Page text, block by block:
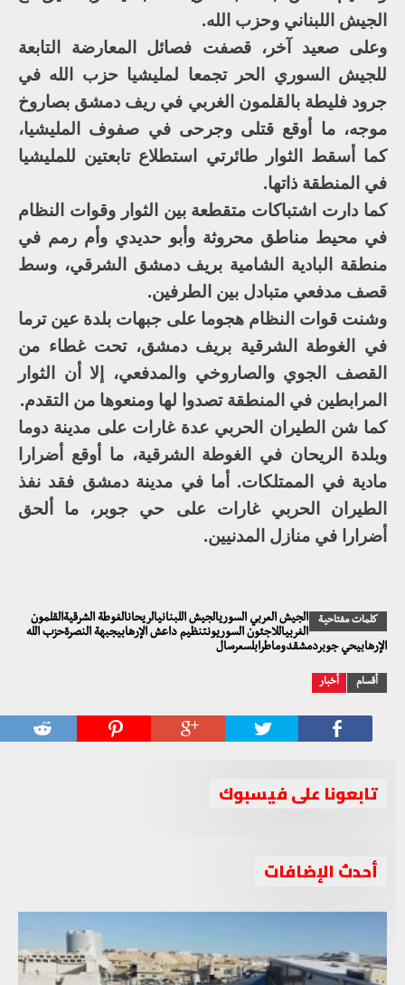
الجيش اللبناني وحزب الله.
وعلى صعيد آخر، قصفت فصائل المعارضة التابعة
للجيش السوري الحر تجمعا لمليشيا حزب الله في
جرود فليطة بالقلمون الغربي في ريف دمشق بصاروخ
موجه، ما أوقع قتلى وجرحى في صفوف المليشيا،
كما أسقط الثوار طائرتي استطلاع تابعتين للمليشيا
في المنطقة ذاتها.
كما دارت اشتباكات متقطعة بين الثوار وقوات النظام
في محيط مناطق محروثة وأبو حديدي وأم رمم في
منطقة البادية الشامية بريف دمشق الشرقي، وسط
قصف مدفعي متبادل بين الطرفين.
وشنت قوات النظام هجوما على جبهات بلدة عين ترما
في الغوطة الشرقية بريف دمشق، تحت غطاء من
القصف الجوي والصاروخي والمدفعي، إلا أن الثوار
المرابطين في المنطقة تصدوا لها ومنعوها من التقدم.
كما شن الطيران الحربي عدة غارات على مدينة دوما
وبلدة الريحان في الغوطة الشرقية، ما أوقع أضرارا
مادية في الممتلكات. أما في مدينة دمشق فقد نفذ
الطيران الحربي غارات على حي جوبر، ما ألحق
أضرارا في منازل المدنيين.
كلمات مفتاحية
الجيش العربي السوريالجيش اللبنانيالريحانالغوطة الشرقيةالقلمون
الغربياللاجئون السوريونتنظيم داعش الإرهابيجبهة النصرةحزب الله
الإرهابيحي جوبردمشقدوماطرابلسعرسال
أقسام أخبار
تابعونا على فيسبوك
أحدث الإضافات